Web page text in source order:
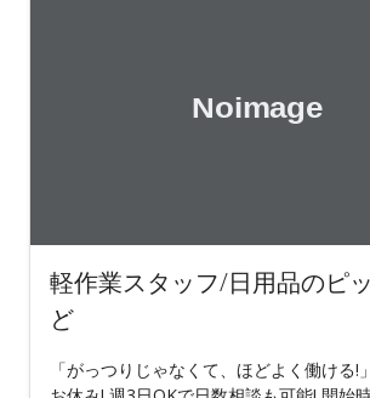
軽作業スタッフ/日用品のピ
ど
「がっつりじゃなくて、ほどよく働ける!